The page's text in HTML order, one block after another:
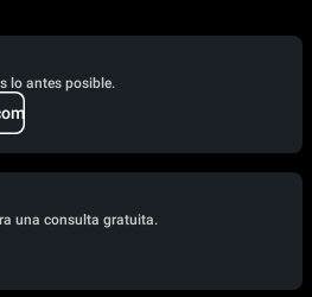
lo antes posible.
una consulta gratuita.